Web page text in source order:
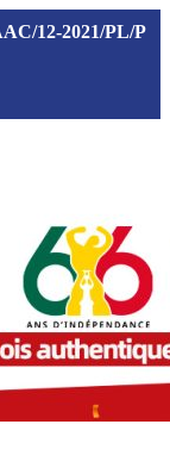
12-2021/PL/P